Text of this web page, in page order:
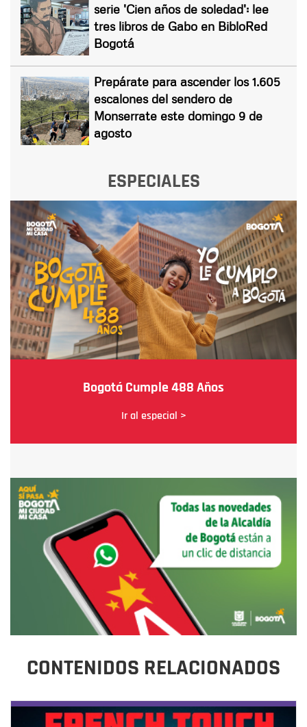
serie 'Cien años de soledad': lee
tres libros de Gabo en BibloRed
Bogotá
Prepárate para ascender los 1.605
escalones del sendero de
Monserrate este domingo 9 de
agosto
ESPECIALES
Bogotá Cumple 488 Años
Ir al especial >
CONTENIDOS RELACIONADOS